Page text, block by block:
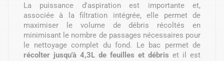
La puissance d'aspiration est importante et,
associée à la filtration intégrée, elle permet de
maximiser le volume de débris récoltés en
minimisant le nombre de passages nécessaires pour
le nettoyage complet du fond. Le bac permet de
récolter jusqu'à 4,3L de feuilles et débris et il est